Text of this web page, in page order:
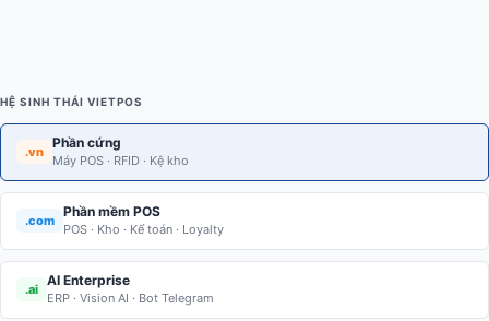
HỆ SINH THÁI VIETPOS
.vn
Phần cứng
Máy POS · RFID · Kệ kho
.com
Phần mềm POS
POS · Kho · Kế toán · Loyalty
.ai
AI Enterprise
ERP · Vision AI · Bot Telegram